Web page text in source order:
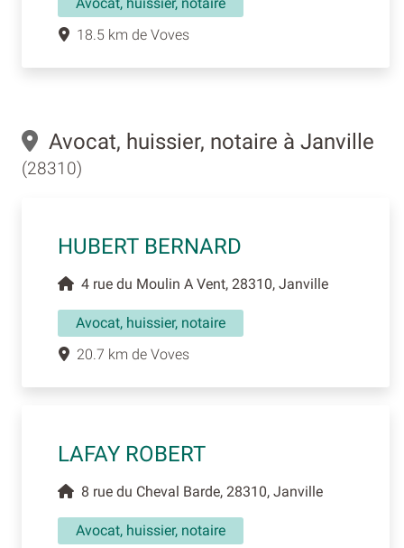
18.5 km de Voves
Avocat, huissier, notaire à Janville
(28310)
HUBERT BERNARD
4 rue du Moulin A Vent, 28310, Janville
Avocat, huissier, notaire
20.7 km de Voves
LAFAY ROBERT
8 rue du Cheval Barde, 28310, Janville
Avocat, huissier, notaire